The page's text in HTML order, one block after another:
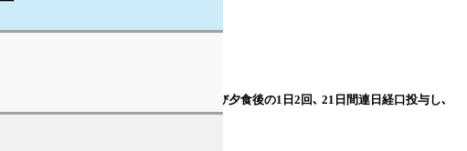
して投与を繰り返す｡ [B法] 朝食後及び夕食後の1日2回､ 21日間連日経口投与し､
これを1コースとして投与を繰り返す｡